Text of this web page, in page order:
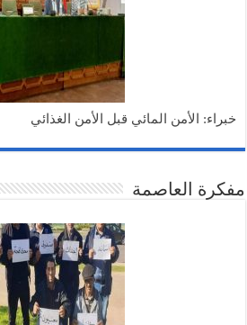
خبراء: الأمن المائي قبل الأمن الغذائي
مفكرة العاصمة